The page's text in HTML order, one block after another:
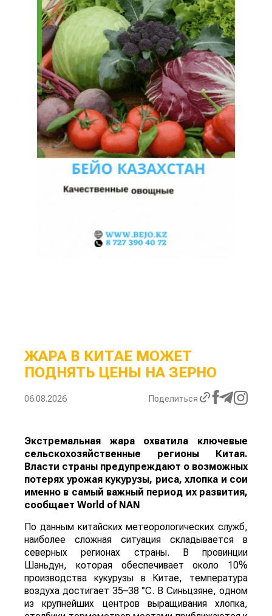
ЖАРА В КИТАЕ МОЖЕТ
ПОДНЯТЬ ЦЕНЫ НА ЗЕРНО
06.08.2026 Поделиться
Экстремальная жара охватила ключевые
сельскохозяйственные регионы Китая.
Власти страны предупреждают о возможных
потерях урожая кукурузы, риса, хлопка и сои
именно в самый важный период их развития,
сообщает World of NAN
По данным китайских метеорологических служб,
наиболее сложная ситуация складывается в
северных регионах страны. В провинции
Шаньдун, которая обеспечивает около 10%
производства кукурузы в Китае, температура
воздуха достигает 35–38 °C. В Синьцзяне, одном
из крупнейших центров выращивания хлопка,